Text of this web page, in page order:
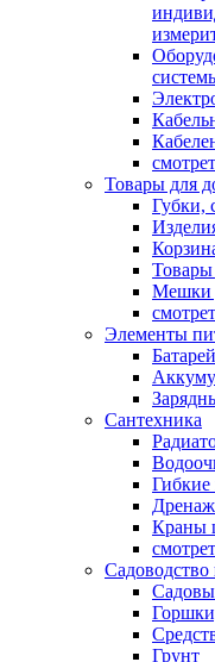
Товары для
Губки,
Товары
Мешки
Элементы
Сантехника
Гибкие
Краны
Садоводство
Грунт